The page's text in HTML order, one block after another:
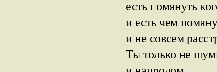
есть помянуть
и есть чем
и не совсем
Ты только не